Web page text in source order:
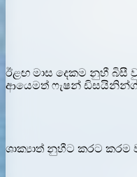
ඊළඟ මාස දෙකම නුහී බිසී
ආයෙමත් ෆැෂන්
ශාක්‍යාත් නුහීට කරට කරම